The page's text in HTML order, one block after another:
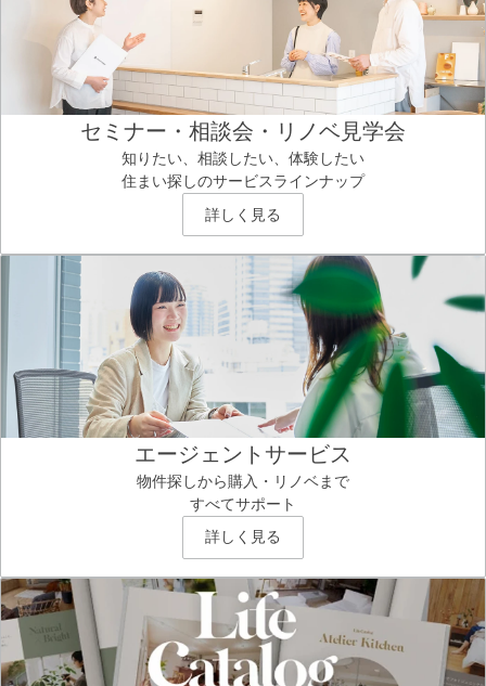
セミナー・相談会・リノベ見学会
知りたい、相談したい、体験したい
住まい探しのサービスラインナップ
詳しく見る
エージェントサービス
物件探しから購入・リノベまで
すべてサポート
詳しく見る